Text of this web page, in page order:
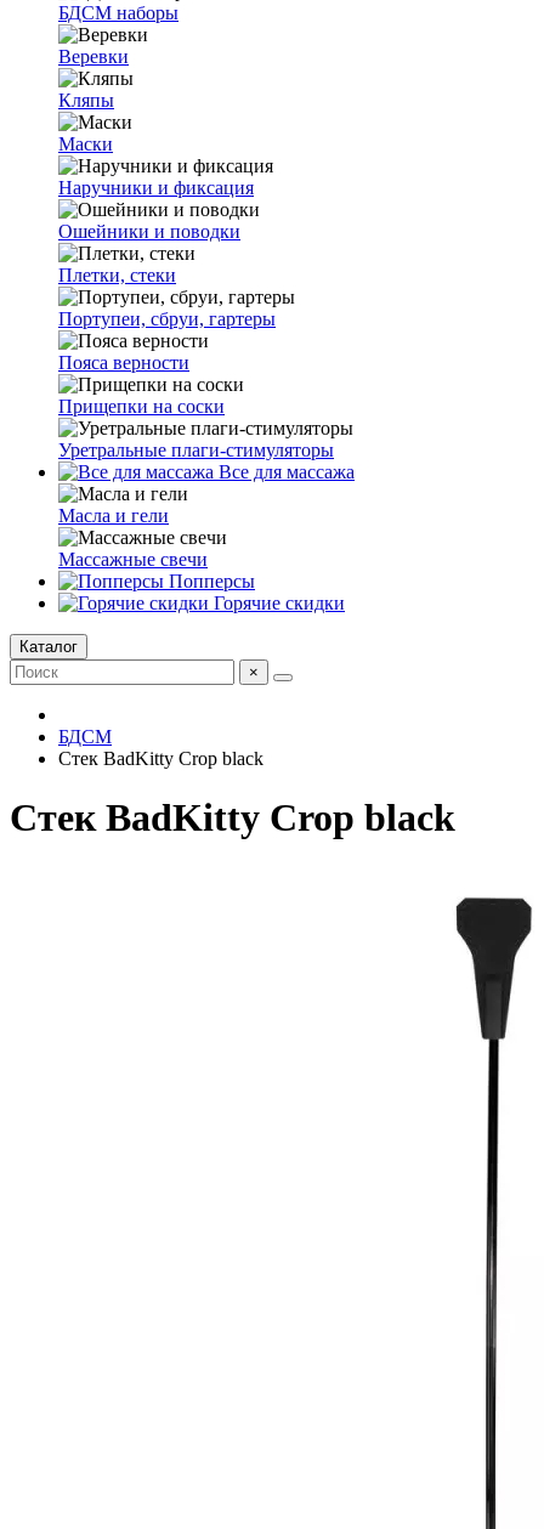
БДСМ наборы
Веревки
Кляпы
Маски
Наручники и фиксация
Ошейники и поводки
Плетки, стеки
Портупеи, сбруи, гартеры
Пояса верности
Прищепки на соски
Уретральные плаги-стимуляторы
Все для массажа
Масла и гели
Массажные свечи
Попперсы
Горячие скидки
Каталог
×
БДСМ
Стек BadKitty Crop black
Стек BadKitty Crop black